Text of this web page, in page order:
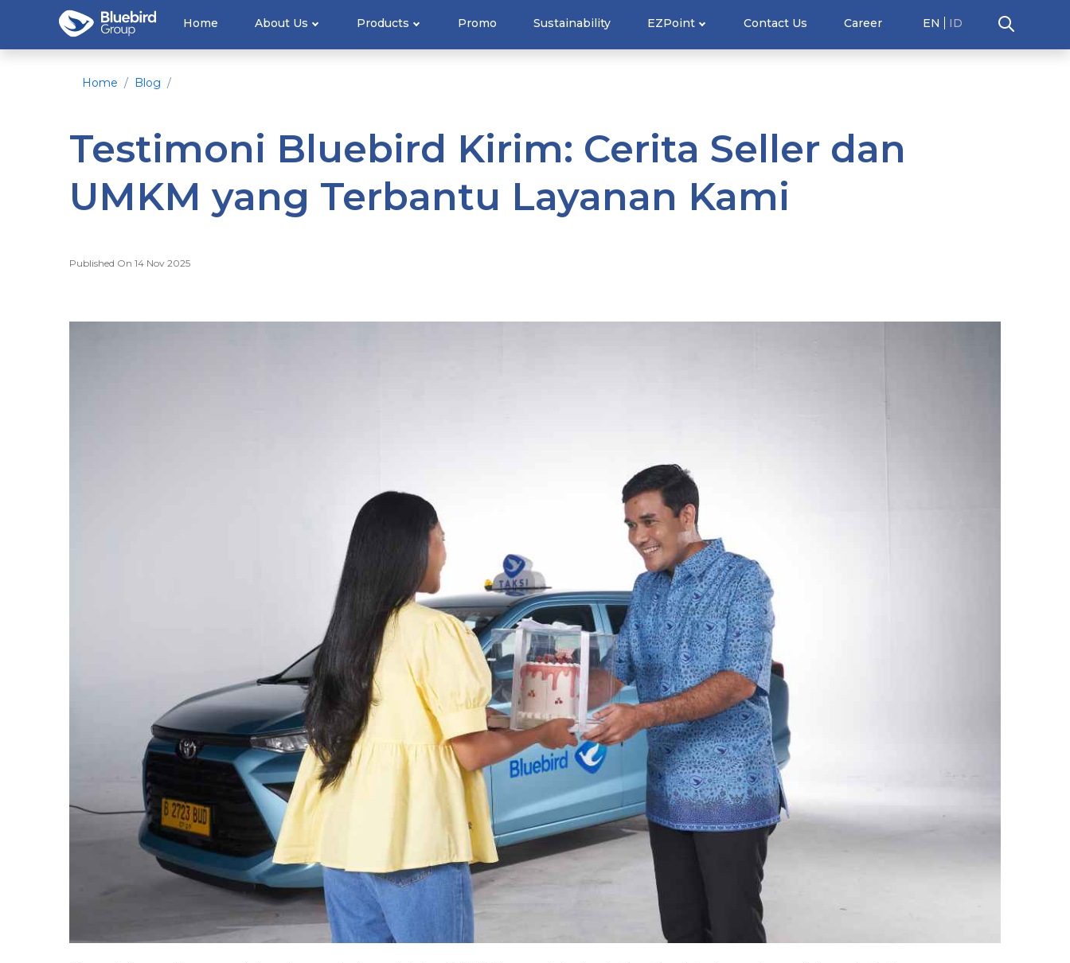
EN ID
Home About Us Products Promo Sustainability EZPoint Contact Us Career
Home Blog
Testimoni Bluebird Kirim: Cerita Seller dan
UMKM yang Terbantu Layanan Kami
Published On 14 Nov 2025